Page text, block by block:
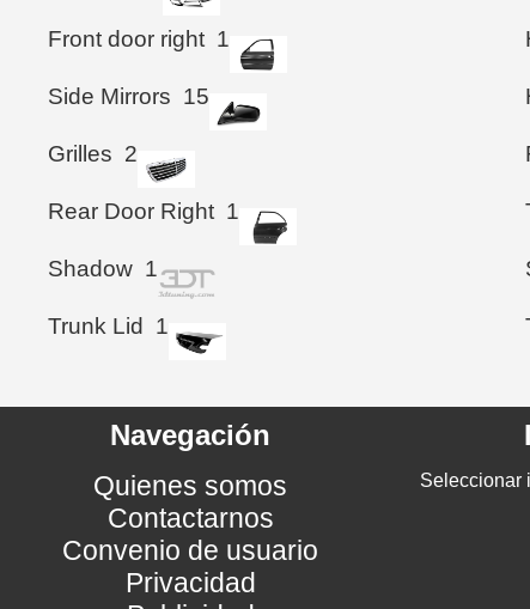
Front door right 1
Side Mirrors 15
Grilles 2
Rear Door Right 1
Shadow 1
Trunk Lid 1
Navegación
Quienes somos
Contactarnos
Convenio de usuario
Privacidad
Seleccionar